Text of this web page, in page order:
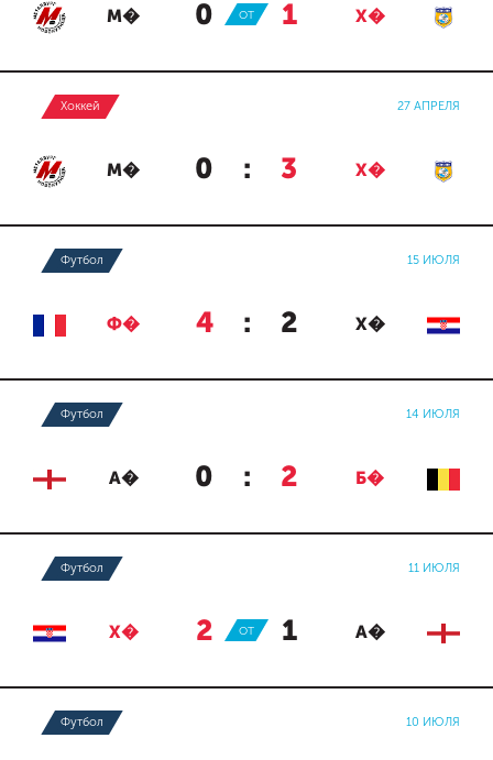
М� 0 : 1 Х�
ОТ
Хоккей 27 АПРЕЛЯ
М� 0 : 3 Х�
Футбол 15 ИЮЛЯ
Ф� 4 : 2 Х�
Футбол 14 ИЮЛЯ
А� 0 : 2 Б�
Футбол 11 ИЮЛЯ
Х� 2 : 1 А�
ОТ
Футбол 10 ИЮЛЯ